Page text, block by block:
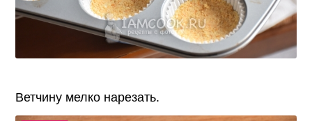
Ветчину мелко нарезать.